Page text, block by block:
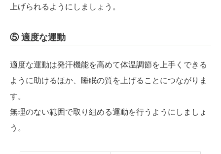
上げられるようにしましょう。
⑤ 適度な運動
適度な運動は発汗機能を高めて体温調節を上手くできる
ように助けるほか、睡眠の質を上げることにつながりま
す。
無理のない範囲で取り組める運動を行うようにしましょ
う。